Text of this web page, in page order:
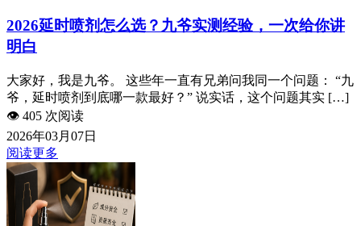
2026延时喷剂怎么选？九爷实测经验，一次给你讲
明白
大家好，我是九爷。 这些年一直有兄弟问我同一个问题： “九
爷，延时喷剂到底哪一款最好？” 说实话，这个问题其实 […]
👁️ 405 次阅读
2026年03月07日
阅读更多